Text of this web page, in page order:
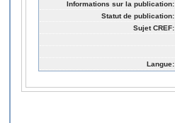
Informations sur la publication:
Statut de publication:
Sujet CREF:
Langue: